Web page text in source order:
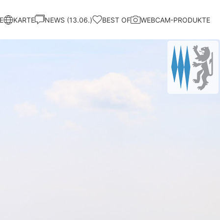
KARTE NEWS (13.06.) BEST OF WEBCAM-PRODUKTE